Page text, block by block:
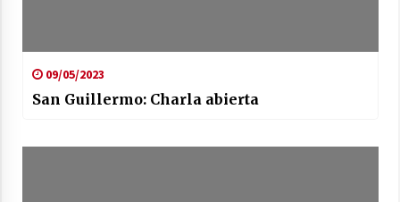
09/05/2023
San Guillermo: Charla abierta